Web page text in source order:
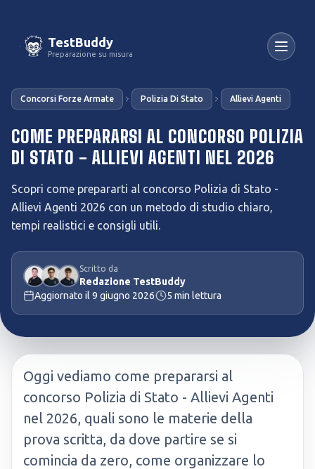
TestBuddy
Preparazione su misura
Concorsi Forze Armate Polizia Di Stato Allievi Agenti
COME PREPARARSI AL CONCORSO POLIZIA
DI STATO - ALLIEVI AGENTI NEL 2026
Scopri come prepararti al concorso Polizia di Stato -
Allievi Agenti 2026 con un metodo di studio chiaro,
tempi realistici e consigli utili.
Scritto da
Redazione TestBuddy
Aggiornato il 9 giugno 2026 5 min lettura
Oggi vediamo come prepararsi al
concorso Polizia di Stato - Allievi Agenti
nel 2026, quali sono le materie della
prova scritta, da dove partire se si
comincia da zero, come organizzare lo